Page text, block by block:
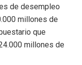
de desempleo
millones de
que
millones de